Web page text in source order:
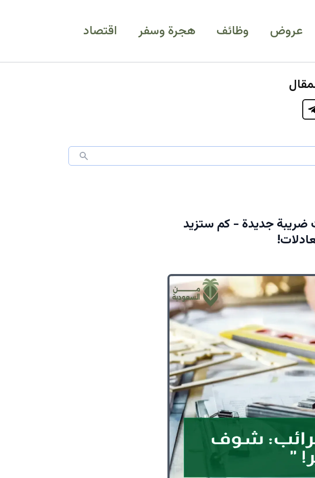
عروض وظائف هجرة وسفر اقتصاد
ضريبة جديدة - كم ستزيد